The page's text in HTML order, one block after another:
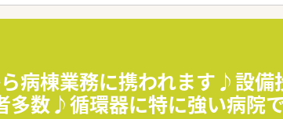
す。
も30代前半と若い世代を中心にご活躍されて
棟業務に取り組んでいます。
り、無菌調整の経験も可能です。
野でも、多職種と協働し力を発揮しています。
薬局や病院と合同で研修会を行っております。
病棟業務に携われます♪設
多数♪循環器に特に強い病院で